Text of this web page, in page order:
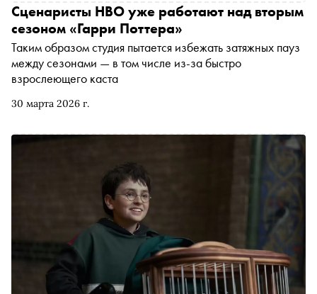
роскошью
30 марта 2026 г.
Сценаристы HBO уже работают над вторым
сезоном «Гарри Поттера»
Таким образом студия пытается избежать затяжных пауз
между сезонами — в том числе из-за быстро
взрослеющего каста